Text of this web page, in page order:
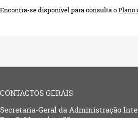
Encontra-se disponível para consulta oPlano
CONTACTOS GERAIS
Secretaria-Geral da Administração